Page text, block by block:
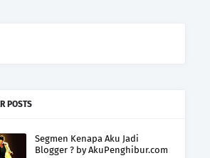
POSTS
Segmen Kenapa Aku Jadi
Blogger ? by AkuPenghibur.com